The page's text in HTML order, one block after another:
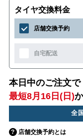
タイヤ交換料金
店舗交換予約
自宅配送
本日中のご注文で
最短8月16日(日)
全
店舗交換予約とは